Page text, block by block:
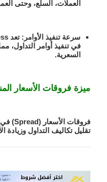
العملات، السلع، وحتى
سرعة تنفيذ الأوامر:
في تنفيذ أوامر التداول،
السعرية.
ميزة فروقات الأسعار
تقليل تكاليف التداول وزيادة